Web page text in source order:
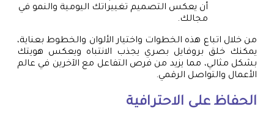
أن يعكس التصميم تغييراتك اليومية والنمو في
مجالك.
من خلال اتباع هذه الخطوات واختيار الألوان والخطوط بعناية،
يمكنك خلق بروفايل بصري يجذب الانتباه ويعكس هويتك
بشكل مثالي، مما يزيد من فرص التفاعل مع الآخرين في عالم
الأعمال والتواصل الرقمي.
الحفاظ على الاحترافية